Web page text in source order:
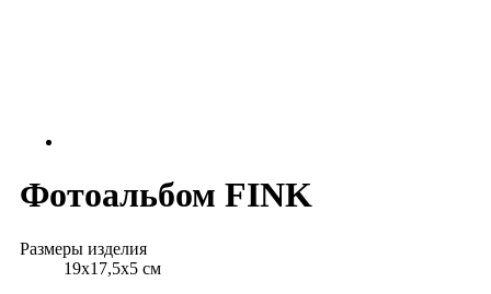
Фотоальбом FINK
Размеры изделия
19x17,5x5 cм